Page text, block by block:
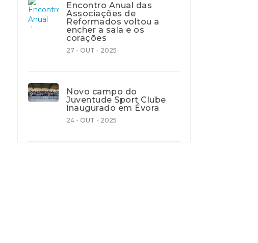
Encontro Anual das
Associações de
Reformados voltou a
encher a sala e os
corações
27 - OUT - 2025
Novo campo do
Juventude Sport Clube
inaugurado em Évora
24 - OUT - 2025